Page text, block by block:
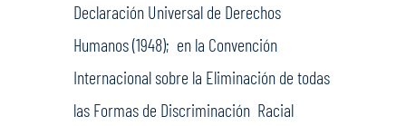
Declaración Universal de Derechos
Humanos (1948); en la Convención
Internacional sobre la Eliminación de todas
las Formas de Discriminación Racial